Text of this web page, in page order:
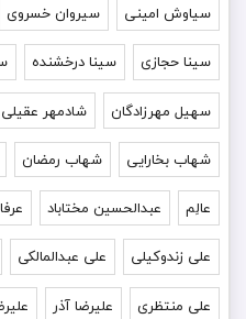
سیاوش امینی سیروان خسروی
سینا حجازی سینا درخشنده
سهیل مهرزادگان شادمهر عقیلی
شهاب بخارایی شهاب رمضان
عالِم عبدالحسین مختاباد
علی زندوکیلی علی عبدالمالکی
علی منتظری علیرضا آذر